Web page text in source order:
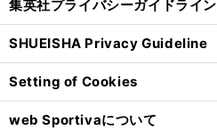
集英社プライバシーガイドライン
SHUEISHA Privacy Guideline
Setting of Cookies
web Sportivaについて